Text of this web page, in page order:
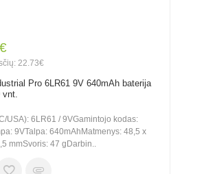
22.73€
Pro 6LR61 9V 640mAh baterija
vnt.
USA): 6LR61 / 9VGamintojo kodas:
9VTalpa: 640mAhMatmenys: 48,5 x
mmSvoris: 47 gDarbin..